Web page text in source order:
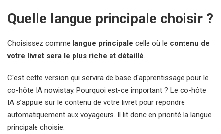
Quelle langue principale choisir ?
Choisissez comme langue principale celle où le contenu de
votre livret sera le plus riche et détaillé.
C'est cette version qui servira de base d'apprentissage pour le
co-hôte IA nowistay. Pourquoi est-ce important ? Le co-hôte
IA s’appuie sur le contenu de votre livret pour répondre
automatiquement aux voyageurs. Il lit donc en priorité la langue
principale choisie.